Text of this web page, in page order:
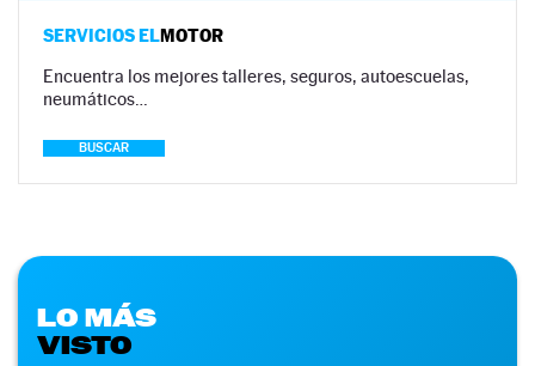
SERVICIOS ELMOTOR
Encuentra los mejores talleres, seguros, autoescuelas,
neumáticos…
BUSCAR
LO MÁS
VISTO